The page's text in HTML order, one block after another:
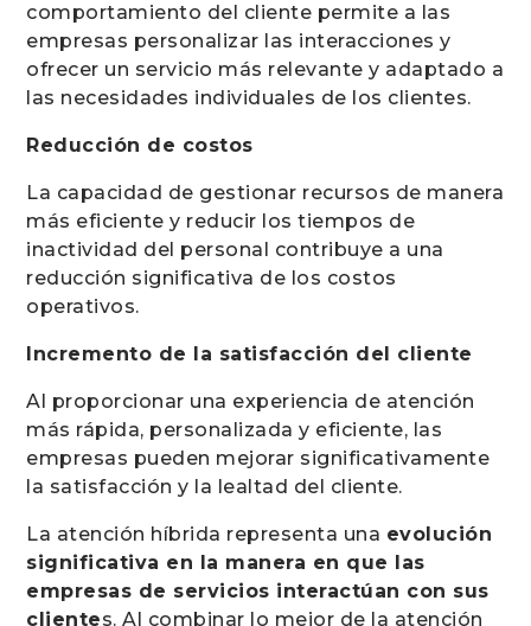
comportamiento del cliente permite a las
empresas personalizar las interacciones y
ofrecer un servicio más relevante y adaptado a
las necesidades individuales de los clientes.
Reducción de costos
La capacidad de gestionar recursos de manera
más eficiente y reducir los tiempos de
inactividad del personal contribuye a una
reducción significativa de los costos
operativos.
Incremento de la satisfacción del cliente
Al proporcionar una experiencia de atención
más rápida, personalizada y eficiente, las
empresas pueden mejorar significativamente
la satisfacción y la lealtad del cliente.
La atención híbrida representa una evolución
significativa en la manera en que las
empresas de servicios interactúan con sus
clientes. Al combinar lo mejor de la atención